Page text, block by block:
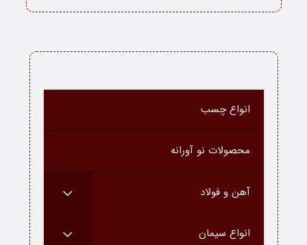
خانه
درباره ما
ارتباط با ما
دسته محصولات
بلاگ
انواع چسب
محصولات نو آورانه
آهن و فولاد
انواع سیمان